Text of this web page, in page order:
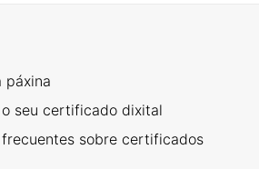
páxina
seu certificado dixital
sobre certificados